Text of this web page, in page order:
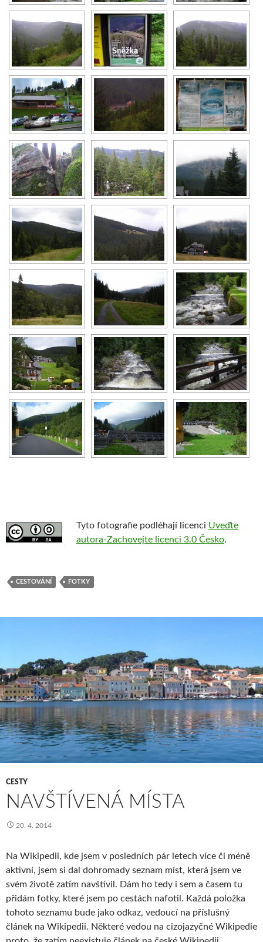
Tyto fotografie podléhají licenci Uveďte
autora-Zachovejte licenci 3.0 Česko.
CESTOVÁNÍ FOTKY
CESTY
NAVŠTÍVENÁ MÍSTA
20. 4. 2014
Na Wikipedii, kde jsem v posledních pár letech více či méně
aktivní, jsem si dal dohromady seznam míst, která jsem ve
svém životě zatím navštívil. Dám ho tedy i sem a časem tu
přidám fotky, které jsem po cestách nafotil. Každá položka
tohoto seznamu bude jako odkaz, vedoucí na příslušný
článek na Wikipedii. Některé vedou na cizojazyčné Wikipedie